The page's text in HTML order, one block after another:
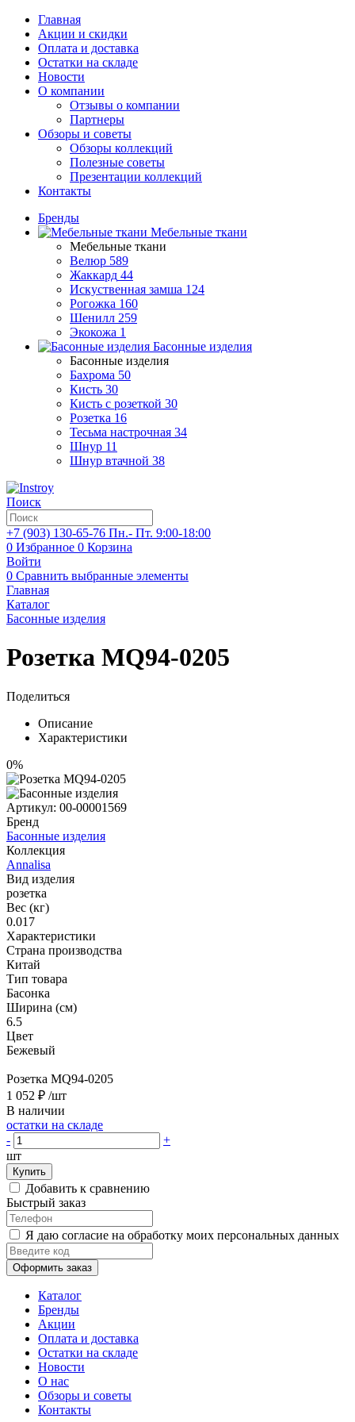
Главная
Акции и скидки
Оплата и доставка
Остатки на складе
Новости
О компании
Отзывы о компании
Партнеры
Обзоры и советы
Обзоры коллекций
Полезные советы
Презентации коллекций
Контакты
Бренды
Мебельные ткани
Мебельные ткани
Велюр 589
Жаккард 44
Искуственная замша 124
Рогожка 160
Шенилл 259
Экокожа 1
Басонные изделия
Басонные изделия
Бахрома 50
Кисть 30
Кисть с розеткой 30
Розетка 16
Тесьма настрочная 34
Шнур 11
Шнур втачной 38
Поиск
+7 (903) 130-65-76 Пн.- Пт. 9:00-18:00
0 Избранное 0 Корзина
Войти
0 Сравнить выбранные элементы
Главная
Каталог
Басонные изделия
Розетка MQ94-0205
Поделиться
Описание
Характеристики
0%
Артикул: 00-00001569
Бренд
Басонные изделия
Коллекция
Annalisa
Вид изделия
розетка
Вес (кг)
0.017
Характеристики
Страна производства
Китай
Тип товара
Басонка
Ширина (см)
6.5
Цвет
Бежевый
Розетка MQ94-0205
1 052 ₽ /шт
В наличии
остатки на складе
-
+
шт
Купить
Добавить к сравнению
Быстрый заказ
Я даю согласие на обработку моих персональных данных
Оформить заказ
Каталог
Бренды
Акции
Оплата и доставка
Остатки на складе
Новости
О нас
Обзоры и советы
Контакты